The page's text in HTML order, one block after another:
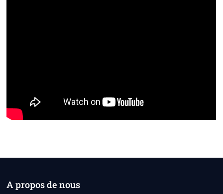
A propos de nous